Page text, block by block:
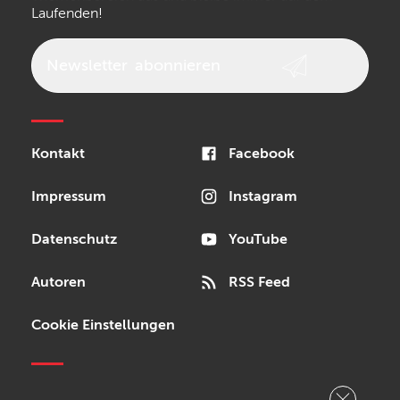
Laufenden!
Kontakt
Impressum
Datenschutz
Autoren
Cookie Einstellungen
Facebook
Instagram
YouTube
RSS Feed